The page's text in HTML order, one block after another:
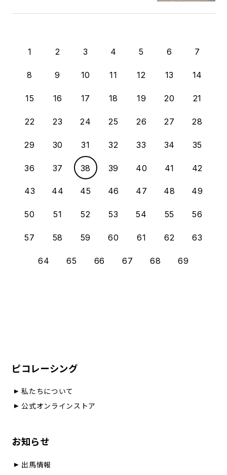
1 2 3 4 5 6 7
8 9 10 11 12 13 14
15 16 17 18 19 20 21
22 23 24 25 26 27 28
29 30 31 32 33 34 35
36 37 38 39 40 41 42
43 44 45 46 47 48 49
50 51 52 53 54 55 56
57 58 59 60 61 62 63
64 65 66 67 68 69
ピコレーシング
私たちについて
公式オンラインストア
お知らせ
出馬情報